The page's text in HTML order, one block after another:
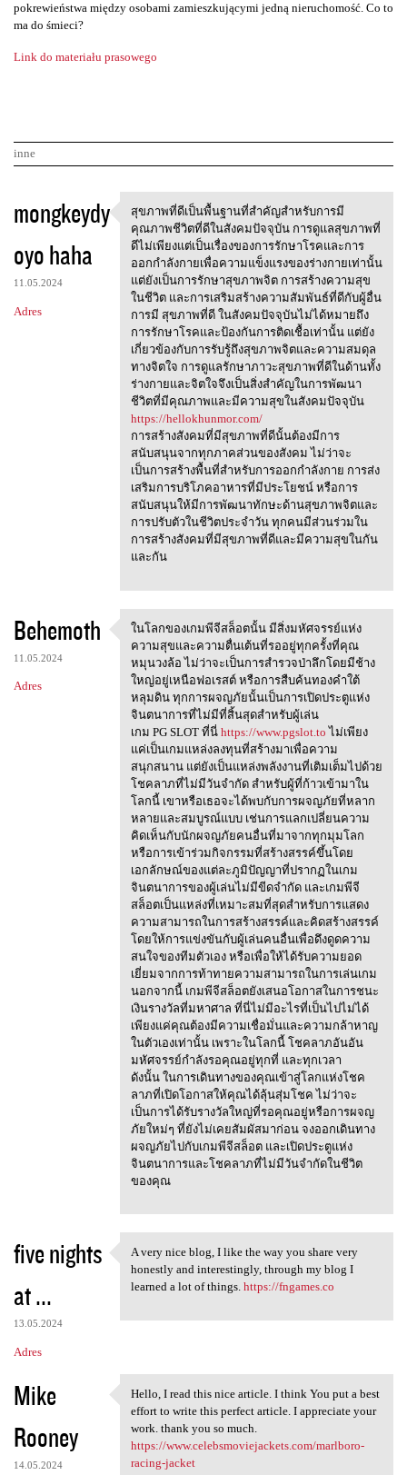
pokrewieństwa między osobami zamieszkującymi jedną nieruchomość. Co to
ma do śmieci?
Link do materiału prasowego
inne
K
o
m
e
n
mongkeydy
oyo haha
11.05.2024
Adres
สุขภาพที่ดีเป็นพื้นฐานที่สำคั
สุขภาพที่ดีเป็นพื้นฐานที่สำคัญสำหรับการมี
คุณภาพชีวิตที่ดีในสังคมปัจจุบัน การดูแลสุขภาพที่
ดีไม่เพียงแต่เป็นเรื่องของการรักษาโรคและการ
ออกกำลังกายเพื่อความแข็งแรงของร่างกายเท่านั้น
แต่ยังเป็นการรักษาสุขภาพจิต การสร้างความสุข
ในชีวิต และการเสริมสร้างความสัมพันธ์ที่ดีกับผู้อื่น
การมี สุขภาพที่ดี ในสังคมปัจจุบันไม่ได้หมายถึง
การรักษาโรคและป้องกันการติดเชื้อเท่านั้น แต่ยัง
เกี่ยวข้องกับการรับรู้ถึงสุขภาพจิตและความสมดุล
ทางจิตใจ การดูแลรักษาภาวะสุขภาพที่ดีในด้านทั้ง
ร่างกายและจิตใจจึงเป็นสิ่งสำคัญในการพัฒนา
ชีวิตที่มีคุณภาพและมีความสุขในสังคมปัจจุบัน
https://hellokhunmor.com/
การสร้างสังคมที่มีสุขภาพที่ดีนั้นต้องมีการ
สนับสนุนจากทุกภาคส่วนของสังคม ไม่ว่าจะ
เป็นการสร้างพื้นที่สำหรับการออกกำลังกาย การส่ง
เสริมการบริโภคอาหารที่มีประโยชน์ หรือการ
สนับสนุนให้มีการพัฒนาทักษะด้านสุขภาพจิตและ
การปรับตัวในชีวิตประจำวัน ทุกคนมีส่วนร่วมใน
การสร้างสังคมที่มีสุขภาพที่ดีและมีความสุขในกัน
และกัน
Behemoth
11.05.2024
Adres
ในโลกของเกมพีจีสล็อตนั้น
ในโลกของเกมพีจีสล็อตนั้น มีสิ่งมหัศจรรย์แห่ง
ความสุขและความตื่นเต้นที่รออยู่ทุกครั้งที่คุณ
หมุนวงล้อ ไม่ว่าจะเป็นการสำรวจป่าลึกโดยมีช้าง
ใหญ่อยู่เหนือฟอเรสต์ หรือการสืบค้นทองคำใต้
หลุมดิน ทุกการผจญภัยนั้นเป็นการเปิดประตูแห่ง
จินตนาการที่ไม่มีที่สิ้นสุดสำหรับผู้เล่น
เกม PG SLOT ที่นี่ https://www.pgslot.to ไม่เพียง
แค่เป็นเกมแหล่งลงทุนที่สร้างมาเพื่อความ
สนุกสนาน แต่ยังเป็นแหล่งพลังงานที่เติมเต็มไปด้วย
โชคลาภที่ไม่มีวันจำกัด สำหรับผู้ที่ก้าวเข้ามาใน
โลกนี้ เขาหรือเธอจะได้พบกับการผจญภัยที่หลาก
หลายและสมบูรณ์แบบ เช่นการแลกเปลี่ยนความ
คิดเห็นกับนักผจญภัยคนอื่นที่มาจากทุกมุมโลก
หรือการเข้าร่วมกิจกรรมที่สร้างสรรค์ขึ้นโดย
เอกลักษณ์ของแต่ละภูมิปัญญาที่ปรากฏในเกม
จินตนาการของผู้เล่นไม่มีขีดจำกัด และเกมพีจี
สล็อตเป็นแหล่งที่เหมาะสมที่สุดสำหรับการแสดง
ความสามารถในการสร้างสรรค์และคิดสร้างสรรค์
โดยให้การแข่งขันกับผู้เล่นคนอื่นเพื่อดึงดูดความ
สนใจของทีมตัวเอง หรือเพื่อให้ได้รับความยอด
เยี่ยมจากการท้าทายความสามารถในการเล่นเกม
นอกจากนี้ เกมพีจีสล็อตยังเสนอโอกาสในการชนะ
เงินรางวัลที่มหาศาล ที่นี่ไม่มีอะไรที่เป็นไปไม่ได้
เพียงแค่คุณต้องมีความเชื่อมั่นและความกล้าหาญ
ในตัวเองเท่านั้น เพราะในโลกนี้ โชคลาภอันอัน
มหัศจรรย์กำลังรอคุณอยู่ทุกที่ และทุกเวลา
ดังนั้น ในการเดินทางของคุณเข้าสู่โลกแห่งโชค
ลาภที่เปิดโอกาสให้คุณได้ลุ้นสุ่มโชค ไม่ว่าจะ
เป็นการได้รับรางวัลใหญ่ที่รอคุณอยู่หรือการผจญ
ภัยใหม่ๆ ที่ยังไม่เคยสัมผัสมาก่อน จงออกเดินทาง
ผจญภัยไปกับเกมพีจีสล็อต และเปิดประตูแห่ง
จินตนาการและโชคลาภที่ไม่มีวันจำกัดในชีวิต
ของคุณ
five nights
at ...
13.05.2024
Adres
A very nice blog, I like the
A very nice blog, I like the way you share very
honestly and interestingly, through my blog I
learned a lot of things. https://fngames.co
Mike
Rooney
14.05.2024
Hello, I read this nice
Hello, I read this nice article. I think You put a best
effort to write this perfect article. I appreciate your
work. thank you so much.
https://www.celebsmoviejackets.com/marlboro-
racing-jacket